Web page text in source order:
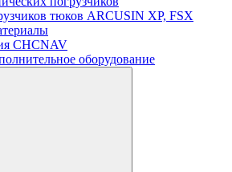
тюков ARCUSIN XP, FSX
CHCNAV
оборудование